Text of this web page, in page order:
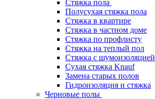
Стяжка пола
Полусухая стяжка пола
Стяжка в квартире
Стяжка в частном доме
Стяжка по профлисту
Стяжка на теплый пол
Стяжка с шумоизоляцией
Сухая стяжка Knauf
Замена старых полов
Гидроизоляция и стяжка
Черновые полы